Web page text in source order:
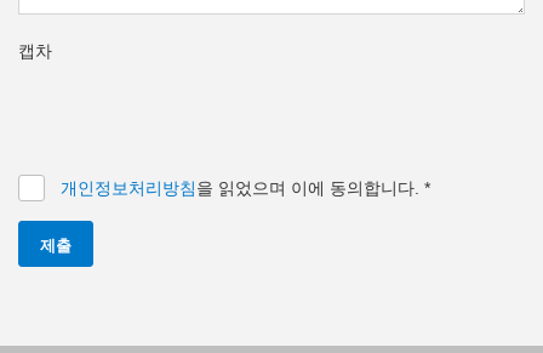
캡차
개인정보처리방침을 읽었으며 이에 동의합니다. *
제출